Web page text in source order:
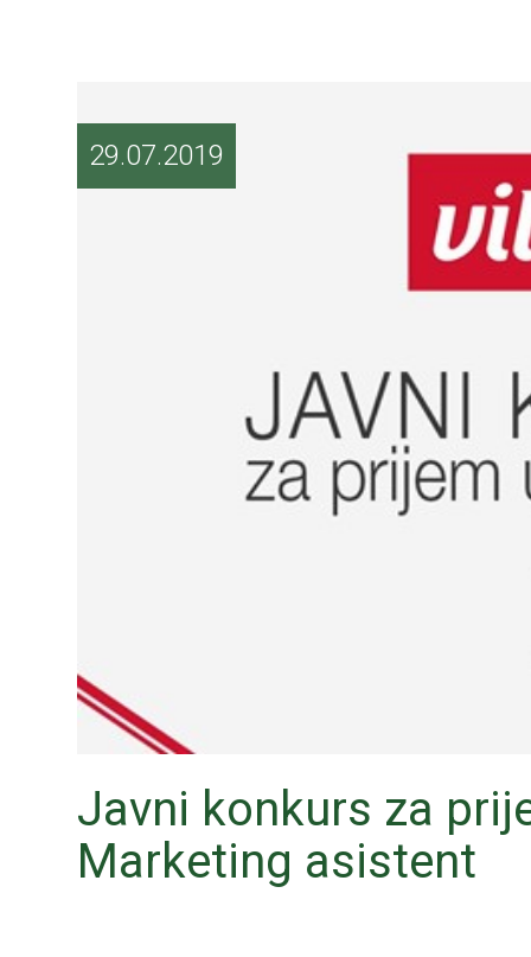
29.07.2019
Javni konkurs za
Marketing asistent